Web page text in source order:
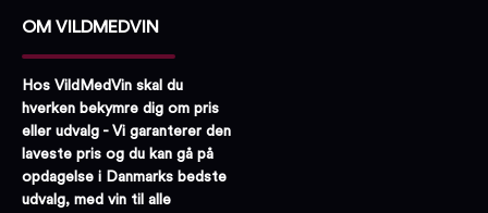
OM VILDMEDVIN
Hos VildMedVin skal du
hverken bekymre dig om pris
eller udvalg - Vi garanterer den
laveste pris og du kan gå på
opdagelse i Danmarks bedste
udvalg, med vin til alle